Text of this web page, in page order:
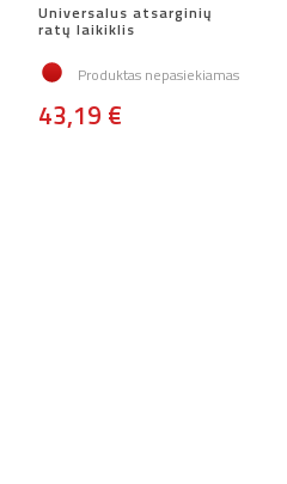
Universalus atsarginių
ratų laikiklis
Produktas nepasiekiamas
43,19 €